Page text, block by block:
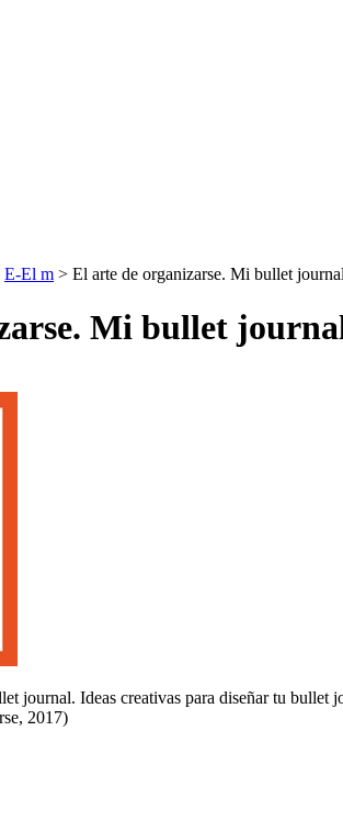
E-El m > El arte de organizarse. Mi bullet
Mi bullet
journal. Ideas creativas para diseñar tu bullet
2017)